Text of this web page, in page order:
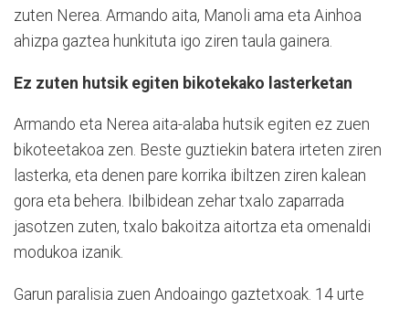
zuten Nerea. Armando aita, Manoli ama eta Ainhoa
ahizpa gaztea hunkituta igo ziren taula gainera.
Ez zuten hutsik egiten bikotekako lasterketan
Armando eta Nerea aita-alaba hutsik egiten ez zuen
bikoteetakoa zen. Beste guztiekin batera irteten ziren
lasterka, eta denen pare korrika ibiltzen ziren kalean
gora eta behera. Ibilbidean zehar txalo zaparrada
jasotzen zuten, txalo bakoitza aitortza eta omenaldi
modukoa izanik.
Garun paralisia zuen Andoaingo gaztetxoak. 14 urte